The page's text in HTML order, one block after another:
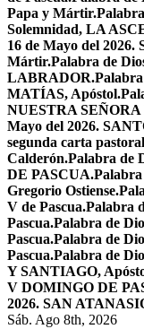
Papa y Mártir.
Solemnidad, LA
16 de Mayo del
Mártir.Palabra de
LABRADOR.
MATÍAS, Apóstol.
NUESTRA
Mayo del 2026.
segunda carta
Calderón.Palabra de
DE PASCUA.Palabra
Gregorio Ostiense.
V de Pascua.Palabra
Pascua.Palabra de
Pascua.Palabra de
Pascua.Palabra de
Y SANTIAGO,
V DOMINGO DE
2026. SAN
Sáb. Ago 8th, 2026